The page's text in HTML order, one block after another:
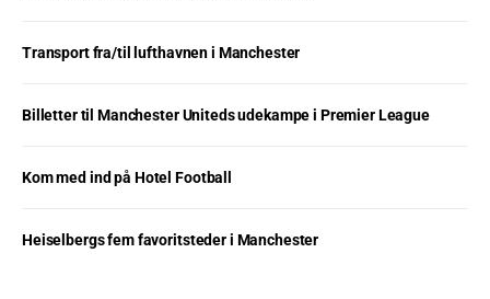
Transport fra/til lufthavnen i Manchester
Billetter til Manchester Uniteds udekampe i Premier League
Kom med ind på Hotel Football
Heiselbergs fem favoritsteder i Manchester